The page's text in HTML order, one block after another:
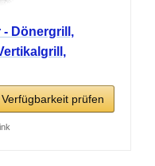
- Dönergrill,
prüfen